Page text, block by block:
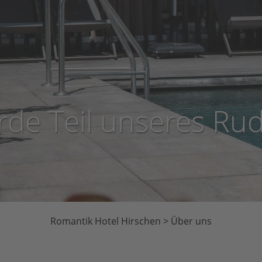
Teil unseres
Romantik Hotel Hirschen > Über uns